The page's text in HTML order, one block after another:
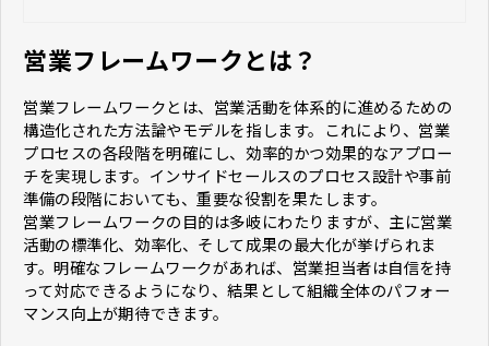
営業フレームワークとは？
営業フレームワークとは、営業活動を体系的に進めるための
構造化された方法論やモデルを指します。これにより、営業
プロセスの各段階を明確にし、効率的かつ効果的なアプロー
チを実現します。インサイドセールスのプロセス設計や事前
準備の段階においても、重要な役割を果たします。
営業フレームワークの目的は多岐にわたりますが、主に営業
活動の標準化、効率化、そして成果の最大化が挙げられま
す。明確なフレームワークがあれば、営業担当者は自信を持
って対応できるようになり、結果として組織全体のパフォー
マンス向上が期待できます。